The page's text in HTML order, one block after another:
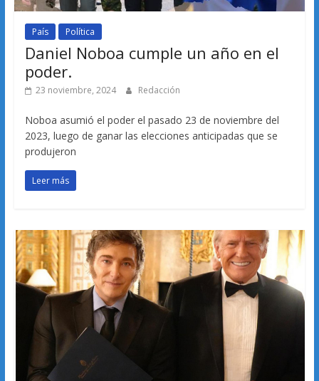
País Política
Daniel Noboa cumple un año en el
poder.
23 noviembre, 2024 Redacción
Noboa asumió el poder el pasado 23 de noviembre del
2023, luego de ganar las elecciones anticipadas que se
produjeron
Leer más